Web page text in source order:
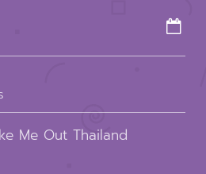
Me Out Thailand